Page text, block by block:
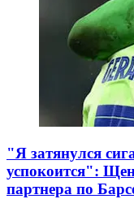
"Я затянулся
успокоится":
партнера по